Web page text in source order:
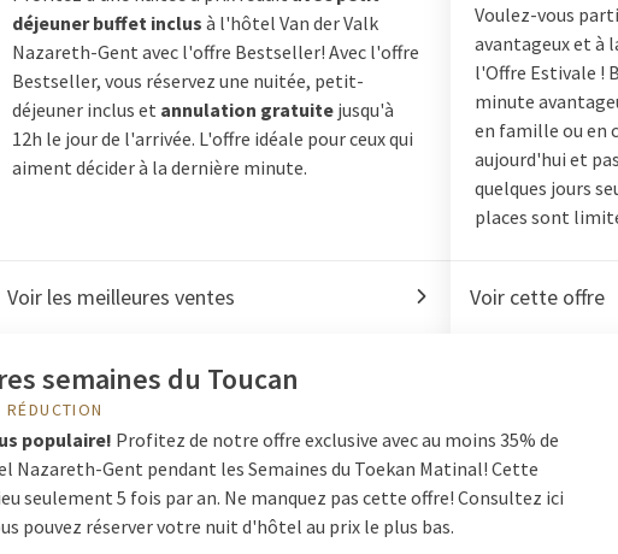
déjeuner buffet inclus à l'hôtel Van der Valk
Nazareth-Gent avec l'offre Bestseller! Avec l'offre
Bestseller, vous réservez une nuitée, petit-
déjeuner inclus et annulation gratuite jusqu'à
12h le jour de l'arrivée. L'offre idéale pour ceux qui
aiment décider à la dernière minute.
Voir les meilleures ventes
Voulez-vous
avantageux et à
l'Offre Estivale !
minute
en famille ou en
aujourd'hui et
quelques jours
places sont
Voir cette offre
semaines du Toucan
populaire! Profitez de notre offre exclusive avec au moins 35% de
Nazareth-Gent pendant les Semaines du Toekan Matinal! Cette
seulement 5 fois par an. Ne manquez pas cette offre! Consultez ici
pouvez réserver votre nuit d'hôtel au prix le plus bas.